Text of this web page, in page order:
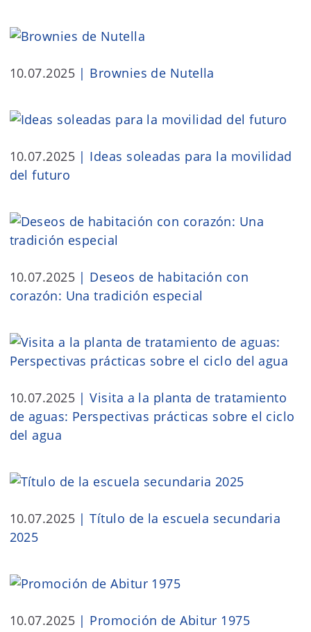
10.07.2025 | Brownies de Nutella
10.07.2025 | Ideas soleadas para la movilidad
del futuro
10.07.2025 | Deseos de habitación con
corazón: Una tradición especial
10.07.2025 |Visita a la planta de tratamiento
de aguas: Perspectivas prácticas sobre el ciclo
del agua
10.07.2025 |Título de la escuela secundaria
2025
10.07.2025 | Promoción de Abitur 1975